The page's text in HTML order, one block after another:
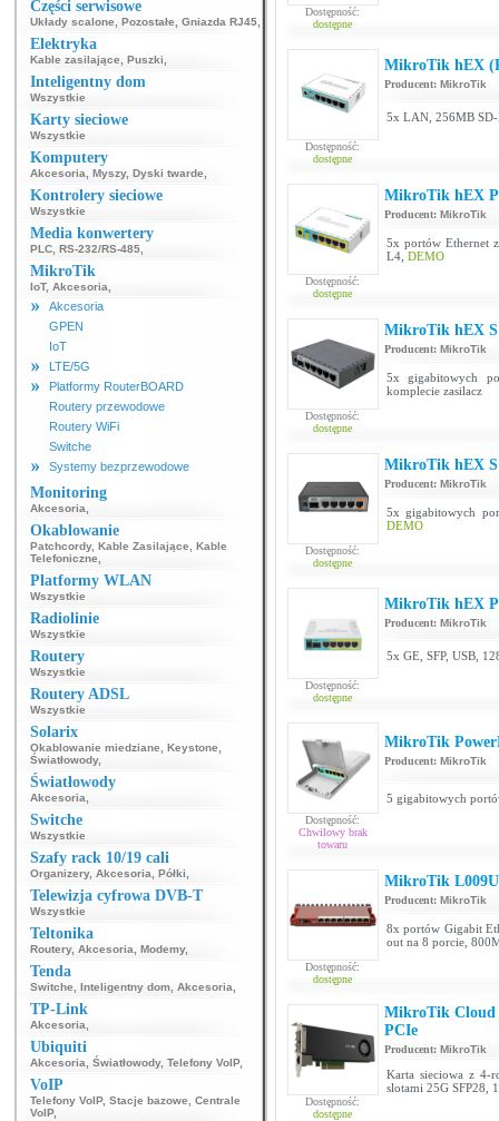
Części serwisowe
Układy scalone Pozostałe Gniazda RJ45
Elektryka
Kable zasilające Puszki
Inteligentny dom
Wszystkie
Karty sieciowe
Wszystkie
Komputery
Akcesoria Myszy, Dyski twarde
Kontrolery sieciowe
Wszystkie
Media konwertery
PLC RS-232/RS-485
MikroTik
IoT, Akcesoria
Akcesoria
GPEN
IoT
LTE/5G
Platformy RouterBOARD
Routery przewodowe
Routery WiFi
Switche
Systemy bezprzewodowe
Monitoring
Akcesoria
Okablowanie
Patchcordy, Kable Zasilające
Kable
Telefoniczne
Platformy WLAN
Wszystkie
Radiolinie
Wszystkie
Routery
Wszystkie
Routery ADSL
Wszystkie
Solarix
Okablowanie miedziane Keystone
Światłowody,
Światłowody
Akcesoria
Switche
Wszystkie
Szafy rack 10/19 cali
Organizery, Akcesoria Półki
Telewizja cyfrowa DVB-T
Wszystkie
Teltonika
Routery, Akcesoria Modemy,
Tenda
Switche Inteligentny dom Akcesoria
TP-Link
Akcesoria
Ubiquiti
Akcesoria Światłowody, Telefony VoIP,
VoIP
Telefony VoIP, Stacje bazowe
Centrale
VoIP,
Dostępność:
dostępne
Dostępność:
dostępne
MikroTik hEX
Producent: MikroTik
5x LAN, 256MB
Dostępność:
dostępne
MikroTik hEX
Producent: MikroTik
5x portów Ethernet
L4, DEMO
Dostępność:
dostępne
MikroTik hEX S
Producent: MikroTik
5x gigabitowych
komplecie zasilacz
Dostępność:
dostępne
MikroTik hEX S
Producent: MikroTik
5x gigabitowych
DEMO
Dostępność:
dostępne
MikroTik hEX
Producent: MikroTik
5x GE, SFP, USB,
Dostępność:
Chwilowy brak
towaru
MikroTik
Producent: MikroTik
5 gigabitowych
Dostępność:
dostępne
MikroTik
Producent: MikroTik
8x portów Gigabit
out na 8 porcie,
Dostępność:
dostępne
MikroTik Cloud
PCIe
Producent: MikroTik
Karta sieciowa z 4-
slotami 25G SFP28,